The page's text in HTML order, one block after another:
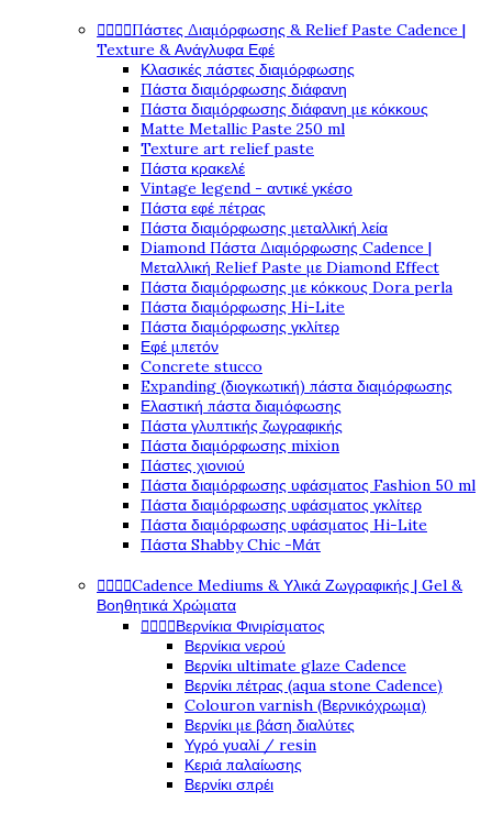
   Πάστες Διαμόρφωσης & Relief Paste Cadence |
Texture & Ανάγλυφα Εφέ
Κλασικές πάστες διαμόρφωσης
Πάστα διαμόρφωσης διάφανη
Πάστα διαμόρφωσης διάφανη με κόκκους
Matte Metallic Paste 250 ml
Texture art relief paste
Πάστα κρακελέ
Vintage legend - αντικέ γκέσο
Πάστα εφέ πέτρας
Πάστα διαμόρφωσης μεταλλική λεία
Diamond Πάστα Διαμόρφωσης Cadence |
Μεταλλική Relief Paste με Diamond Effect
Πάστα διαμόρφωσης με κόκκους Dora perla
Πάστα διαμόρφωσης Hi-Lite
Πάστα διαμόρφωσης γκλίτερ
Εφέ μπετόν
Concrete stucco
Expanding (διογκωτική) πάστα διαμόρφωσης
Ελαστική πάστα διαμόφωσης
Πάστα γλυπτικής ζωγραφικής
Πάστα διαμόρφωσης mixion
Πάστες χιονιού
Πάστα διαμόρφωσης υφάσματος Fashion 50 ml
Πάστα διαμόρφωσης υφάσματος γκλίτερ
Πάστα διαμόρφωσης υφάσματος Hi-Lite
Πάστα Shabby Chic -Μάτ
   Cadence Mediums & Υλικά Ζωγραφικής | Gel &
Βοηθητικά Χρώματα
   Βερνίκια Φινιρίσματος
Βερνίκια νερού
Βερνίκι ultimate glaze Cadence
Βερνίκι πέτρας (aqua stone Cadence)
Colouron varnish (Βερνικόχρωμα)
Βερνίκι με βάση διαλύτες
Υγρό γυαλί / resin
Κεριά παλαίωσης
Βερνίκι σπρέι